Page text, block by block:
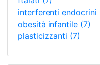
interferenti endocrini
obesità infantile (7)
plasticizzanti (7)